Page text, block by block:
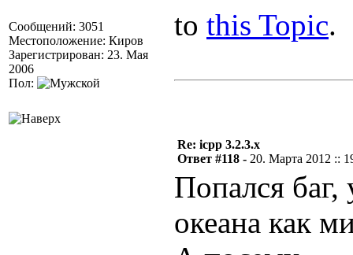
Сообщений: 3051
Местоположение: Киров
Зарегистрирован: 23. Мая
2006
Пол:
to this Topic.
Re: icpp 3.2.3.x
Ответ #118 - 20. Марта 2012 ::
Попался
океана как